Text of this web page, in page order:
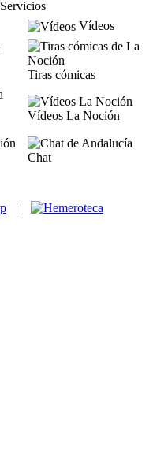
Servicios
Vídeos
Tiras cómicas
Vídeos La Noción
Chat
|